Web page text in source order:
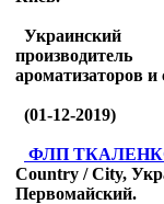
Украинский
производитель
ароматизаторов и
(01-12-2019)
ФЛП
Country / City,
Первомайский.